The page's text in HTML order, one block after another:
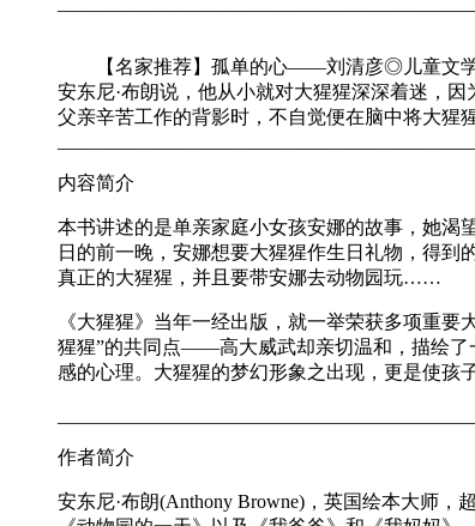
【名家推荐】孤单的心——刘清彦◎儿童文
安东尼·布朗说，他从小就对大猩猩深深着迷，
父亲辛苦工作的背影时，不自觉便在脑中将大猩
内容简介
本书讲述的是单亲家庭小女孩安娜的故事，她渴
日的前一晚，安娜想要大猩猩作生日礼物，得
真正的大猩猩，并且要带安娜去动物园玩……
《大猩猩》当年一经出版，就一举荣获多项重
猩猩”的共同点——高大威武却亲切温和，描绘了
感的心理。大猩猩的梦幻形象之出现，更是使孩
作者简介
安东尼·布朗(Anthony Browne)，英国绘本大师